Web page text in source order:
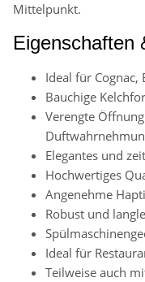
Mittelpunkt.
Eigenschaften
Ideal für
Bauchige
Verengte
Elegantes und
Hochwertiges
Angenehme
Robust und
Ideal für
Teilweise auch